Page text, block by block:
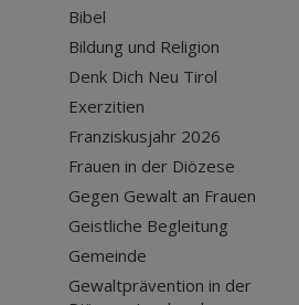
Bibel
Bildung und Religion
Denk Dich Neu Tirol
Exerzitien
Franziskusjahr 2026
Frauen in der Diözese
Gegen Gewalt an Frauen
Geistliche Begleitung
Gemeinde
Gewaltprävention in der